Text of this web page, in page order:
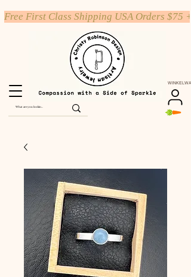
Free First Class Shipping USA Orders $75 +